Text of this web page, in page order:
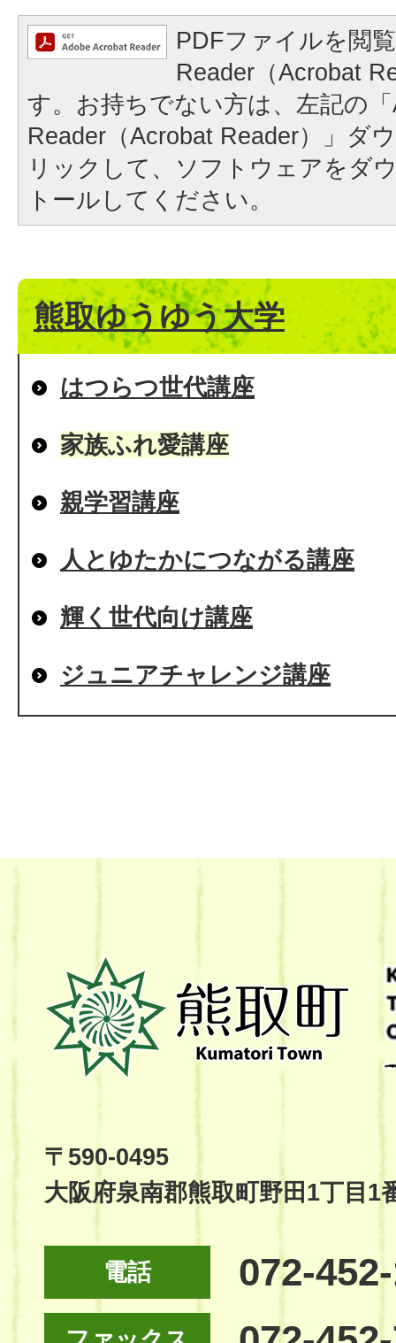
PDFファイルを閲
Reader（Acrobat
す。お持ちでない方は、左記の
Reader（Acrobat Reader）」ダ
リックして、ソフトウェアをダ
トールしてください。
熊取ゆうゆう大学
はつらつ世代講座
家族ふれ愛講座
親学習講座
人とゆたかにつながる講座
輝く世代向け講座
ジュニアチャレンジ講座
熊
取
町
Kumatori
Site
〒590-0495
大阪府泉南郡熊取町野田1丁目1
電話 072-